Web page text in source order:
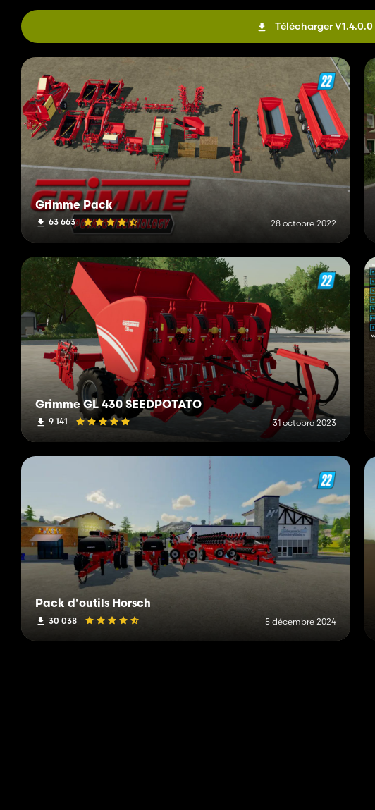
Télécharger V1.4.0.0
Grimme Pack
63 663 28 octobre 2022
Grimme GL 430 SEEDPOTATO
9 141 31 octobre 2023
Pack d'outils Horsch
30 038 5 décembre 2024